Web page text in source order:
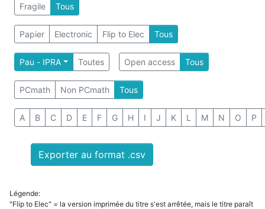
Fragile Tous
Papier Electronic Flip to Elec Tous
Pau - IPRA Toutes Open access Tous
PCmath Non PCmath Tous
A B C D E F G H I J K L M N O P
Exporter au format .csv
Légende:
"Flip to Elec" = la version imprimée du titre s'est arrêtée, mais le titre paraît